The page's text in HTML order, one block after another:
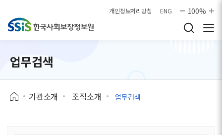
개인정보처리방침 ENG 100%
업무검색
기관소개 조직소개 업무검색